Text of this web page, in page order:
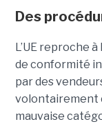
Des
L’UE reproche
de conformité
par des
volontairement
mauvaise